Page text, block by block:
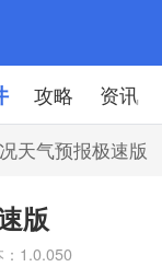
攻略 资讯
天气预报极速版
版
：1.0.050